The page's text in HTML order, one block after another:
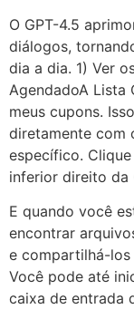
O GPT-4.5
diálogos,
dia a dia. 1) Ver
AgendadoA Lista
meus cupons.
diretamente com
específico.
inferior direito da
E quando você
encontrar
e compartilhá-
Você pode até
caixa de entrada